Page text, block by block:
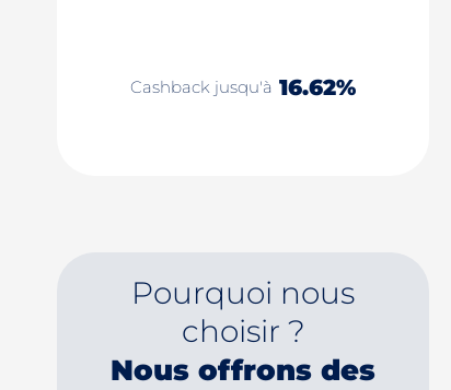
Cashback jusqu'à 16.62%
Pourquoi nous
choisir ?
Nous offrons des